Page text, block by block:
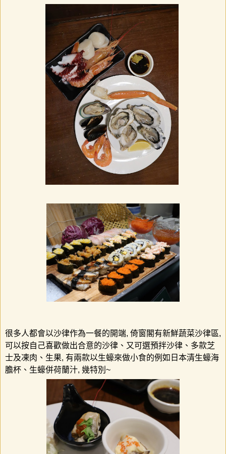
很多人都會以沙律作為一餐的開端, 倚窗閣有新鮮蔬菜沙律區,
可以按自己喜歡做出合意的沙律、又可選預拌沙律、多款芝
士及凍肉、生果, 有兩款以生蠔來做小食的例如日本清生蠔海
膽杯、生蠔併荷蘭汁, 幾特別 ~